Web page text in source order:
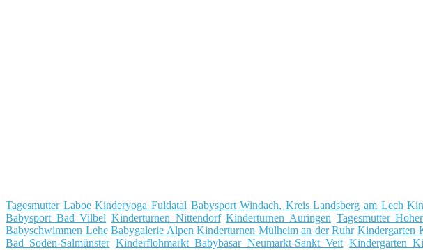
Tagesmutter Laboe Kinderyoga Fuldatal Babysport Windach, Kreis Landsberg am Lech
Babysport Bad Vilbel Kinderturnen Nittendorf Kinderturnen Auringen Tagesmutter
Babyschwimmen Lehe Babygalerie Alpen Kinderturnen Mülheim an der Ruhr Kindergarten
Bad Soden-Salmünster Kinderflohmarkt Babybasar Neumarkt-Sankt Veit Kindergarten